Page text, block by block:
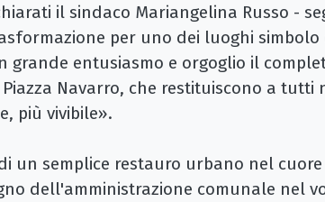
il sindaco Mariangelina Russo -
per uno dei luoghi simbolo
grande entusiasmo e orgoglio il
Navarro, che restituiscono a tutti
più vivibile».
un semplice restauro urbano nel
dell'amministrazione comunale nel